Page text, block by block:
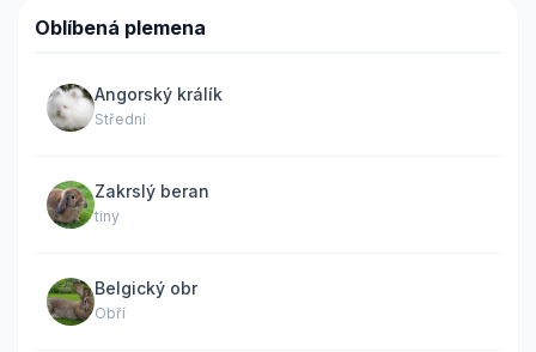
Oblíbená plemena
Angorský králík
Střední
Zakrslý beran
tiny
Belgický obr
Obří